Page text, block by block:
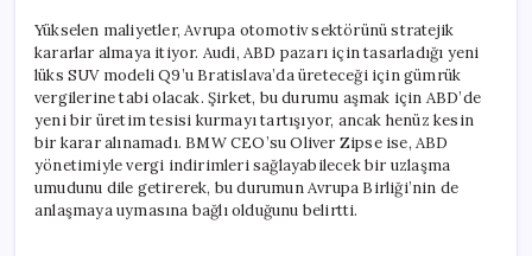
Yükselen maliyetler, Avrupa otomotiv sektörünü stratejik
kararlar almaya itiyor. Audi, ABD pazarı için tasarladığı yeni
lüks SUV modeli Q9’u Bratislava’da üreteceği için gümrük
vergilerine tabi olacak. Şirket, bu durumu aşmak için ABD’de
yeni bir üretim tesisi kurmayı tartışıyor, ancak henüz kesin
bir karar alınamadı. BMW CEO’su Oliver Zipse ise, ABD
yönetimiyle vergi indirimleri sağlayabilecek bir uzlaşma
umudunu dile getirerek, bu durumun Avrupa Birliği’nin de
anlaşmaya uymasına bağlı olduğunu belirtti.